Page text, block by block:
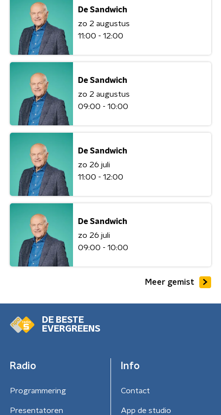
De Sandwich
zo 2 augustus
11:00 - 12:00
De Sandwich
zo 2 augustus
09:00 - 10:00
De Sandwich
zo 26 juli
11:00 - 12:00
De Sandwich
zo 26 juli
09:00 - 10:00
Meer gemist
DE BESTE
EVERGREENS
Radio
Programmering
Presentatoren
Info
Contact
App de studio